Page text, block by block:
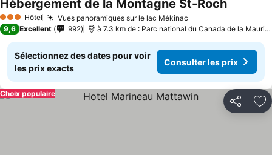
3 ÉtoilesHôtel Vues panoramiques sur le lac Mékinac
Hébergement de la Montagne St-Roch
9,6 Excellent 992 à 7.3 km de : Parc national du Canada de la Mauricie
Sélectionnez des dates pour voir
les prix exacts
Consulter les prix
Partager
Choix populaire